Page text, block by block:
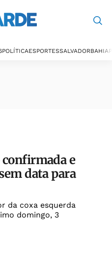
POLÍTICAESPORTESSALVADORBAHIA
confirmada e
data para
da coxa esquerda
domingo, 3